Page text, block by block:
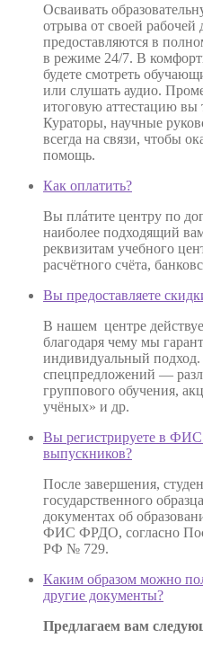
Осваивать
отрыва от своей рабочей
предоставляются в
в режиме 24/7. В
будете смотреть
или слушать аудио.
итоговую аттестацию вы
Кураторы, научные
всегда на связи, чтобы
помощь.
Как оплатить?
Вы плáтите центру по
наиболее подходящий
реквизитам учебного
расчётного счёта,
Вы предоставляете
В нашем центре
благодаря чему мы
индивидуальный
спецпредложений —
группового обучения,
учёных» и др.
Вы регистрируете в
выпускников?
После завершения,
государственного
документах об
ФИС ФРДО, согласно
РФ № 729.
Каким образом можно
другие документы?
Предлагаем вам